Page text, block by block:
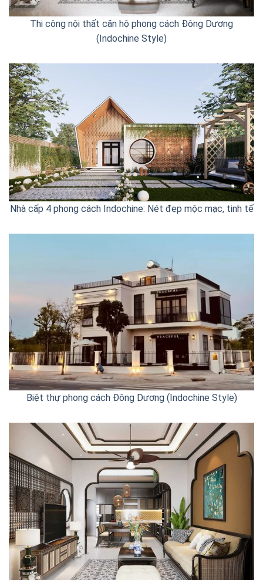
Thi công nội thất căn hộ phong cách Đông Dương
(Indochine Style)
Nhà cấp 4 phong cách Indochine: Nét đẹp mộc mạc, tinh tế
Biệt thự phong cách Đông Dương (Indochine Style)